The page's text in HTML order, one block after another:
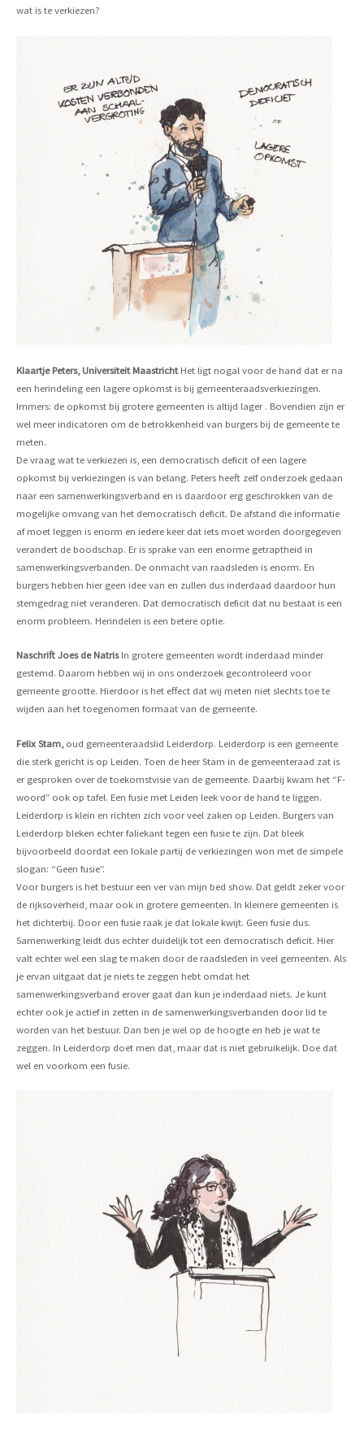
wat is te verkiezen?
Klaartje Peters, Universiteit MaastrichtHet ligt nogal voor de hand dat er na
een herindeling een lagere opkomst is bij gemeenteraadsverkiezingen.
Immers: de opkomst bij grotere gemeenten is altijd lager . Bovendien zijn er
wel meer indicatoren om de betrokkenheid van burgers bij de gemeente te
meten.
De vraag wat te verkiezen is, een democratisch deficit of een lagere
opkomst bij verkiezingen is van belang. Peters heeft zelf onderzoek gedaan
naar een samenwerkingsverband en is daardoor erg geschrokken van de
mogelijke omvang van het democratisch deficit. De afstand die informatie
af moet leggen is enorm en iedere keer dat iets moet worden doorgegeven
verandert de boodschap. Er is sprake van een enorme getraptheid in
samenwerkingsverbanden. De onmacht van raadsleden is enorm. En
burgers hebben hier geen idee van en zullen dus inderdaad daardoor hun
stemgedrag niet veranderen. Dat democratisch deficit dat nu bestaat is een
enorm probleem. Herindelen is een betere optie.
Naschrift Joes de NatrisIn grotere gemeenten wordt inderdaad minder
gestemd. Daarom hebben wij in ons onderzoek gecontroleerd voor
gemeente grootte. Hierdoor is het effect dat wij meten niet slechts toe te
wijden aan het toegenomen formaat van de gemeente.
Felix Stam,oud gemeenteraadslid Leiderdorp. Leiderdorp is een gemeente
die sterk gericht is op Leiden. Toen de heer Stam in de gemeenteraad zat is
er gesproken over de toekomstvisie van de gemeente. Daarbij kwam het “F-
woord” ook op tafel. Een fusie met Leiden leek voor de hand te liggen.
Leiderdorp is klein en richten zich voor veel zaken op Leiden. Burgers van
Leiderdorp bleken echter faliekant tegen een fusie te zijn. Dat bleek
bijvoorbeeld doordat een lokale partij de verkiezingen won met de simpele
slogan: “Geen fusie”.
Voor burgers is het bestuur een ver van mijn bed show. Dat geldt zeker voor
de rijksoverheid, maar ook in grotere gemeenten. In kleinere gemeenten is
het dichterbij. Door een fusie raak je dat lokale kwijt. Geen fusie dus.
Samenwerking leidt dus echter duidelijk tot een democratisch deficit. Hier
valt echter wel een slag te maken door de raadsleden in veel gemeenten. Als
je ervan uitgaat dat je niets te zeggen hebt omdat het
samenwerkingsverband erover gaat dan kun je inderdaad niets. Je kunt
echter ook je actief in zetten in de samenwerkingsverbanden door lid te
worden van het bestuur. Dan ben je wel op de hoogte en heb je wat te
zeggen. In Leiderdorp doet men dat, maar dat is niet gebruikelijk. Doe dat
wel en voorkom een fusie.